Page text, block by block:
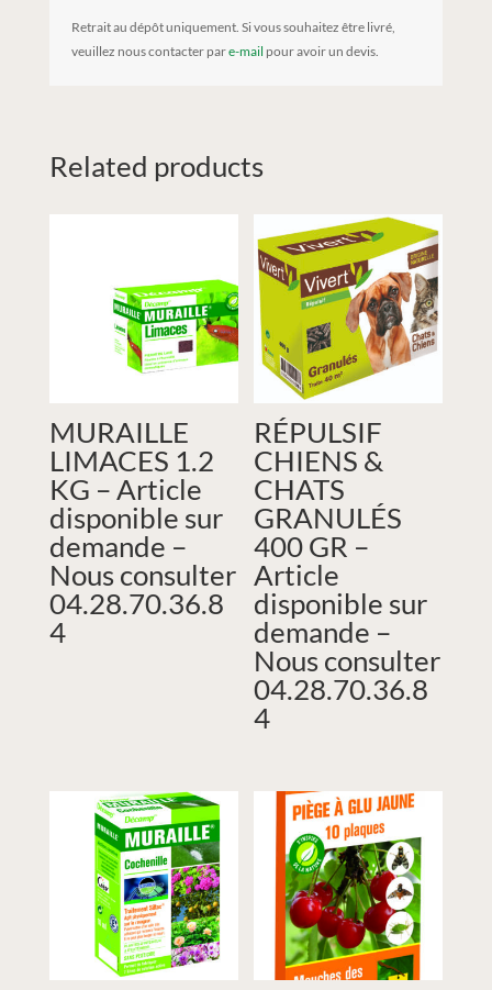
Retrait au dépôt uniquement. Si vous souhaitez être livré,
veuillez nous contacter pare-mail pour avoir un devis.
Related products
MURAILLE
LIMACES 1.2
KG – Article
disponible sur
demande –
Nous consulter
04.28.70.36.8
4
RÉPULSIF
CHIENS &
CHATS
GRANULÉS
400 GR –
Article
disponible sur
demande –
Nous consulter
04.28.70.36.8
4